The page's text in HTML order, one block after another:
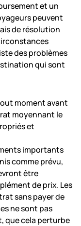
et un
peuvent
de résolution
des problèmes
qui sont
moment avant
moyennant le
et
importants
comme prévu,
être
de prix. Les
sans payer de
ne sont pas
que cela perturbe